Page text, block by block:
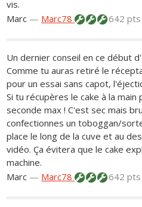
vis.
Marc — Marc78 642
Un dernier conseil en ce début
Comme tu auras retiré le
pour un essai sans capot,
Si tu récupères le cake à la
seconde max ! C'est sec mais
confectionnes un toboggan/
place le long de la cuve et au
vidéo. Ça évitera que le cake
machine.
Marc — Marc78 642